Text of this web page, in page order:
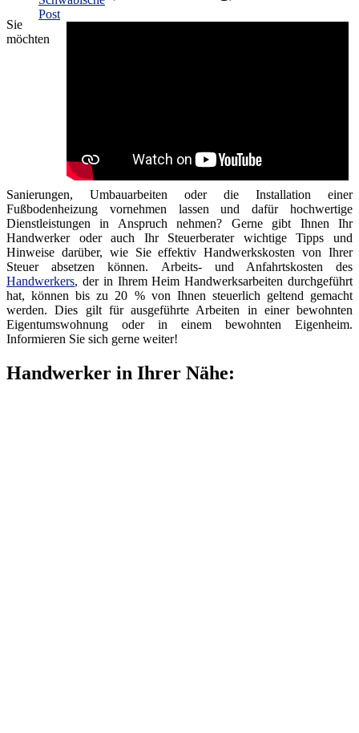
Sie
möchten
Sanierungen, Umbauarbeiten oder die Installation einer
Fußbodenheizung vornehmen lassen und dafür hochwertige
Dienstleistungen in Anspruch nehmen? Gerne gibt Ihnen Ihr
Handwerker oder auch Ihr Steuerberater wichtige Tipps und
Hinweise darüber, wie Sie effektiv Handwerkskosten von Ihrer
Steuer absetzen können. Arbeits- und Anfahrtskosten des
Handwerkers, der in Ihrem Heim Handwerksarbeiten durchgeführt
hat, können bis zu 20 % von Ihnen steuerlich geltend gemacht
werden. Dies gilt für ausgeführte Arbeiten in einer bewohnten
Eigentumswohnung oder in einem bewohnten Eigenheim.
Informieren Sie sich gerne weiter!
Handwerker in Ihrer Nähe: